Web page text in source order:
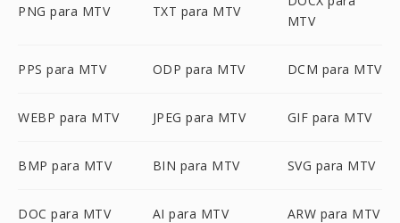
PNG para MTV TXT para MTV
MTV
PPS para MTV ODP para MTV DCM para MTV
WEBP para MTV JPEG para MTV GIF para MTV
BMP para MTV BIN para MTV SVG para MTV
DOC para MTV AI para MTV ARW para MTV